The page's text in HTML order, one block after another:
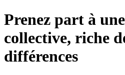
Prenez part à
collective, riche
différences